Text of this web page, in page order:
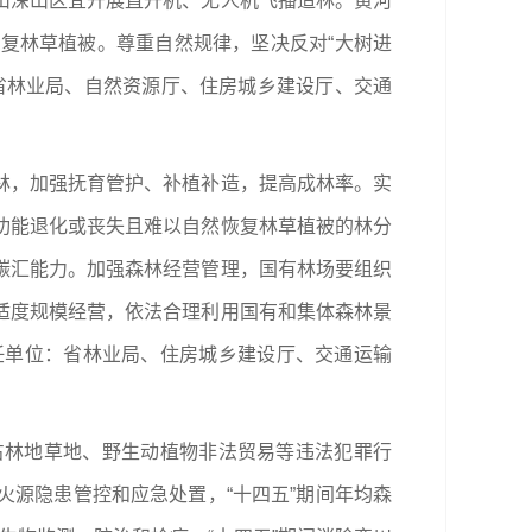
林草植被。尊重自然规律，坚决反对“大树进
业局、自然资源厅、住房城乡建设厅、交通
加强抚育管护、补植补造，提高成林率。实
退化或丧失且难以自然恢复林草植被的林分
能力。加强森林经营管理，国有林场要组织
规模经营，依法合理利用国有和集体森林景
位：省林业局、住房城乡建设厅、交通运输
地草地、野生动植物非法贸易等违法犯罪行
隐患管控和应急处置，“十四五”期间年均森